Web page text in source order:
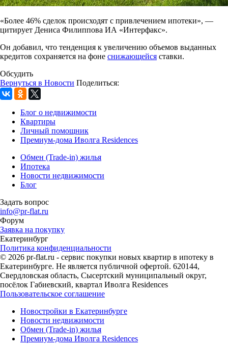
«Более 46% сделок происходят с привлечением ипотеки», —
цитирует Дениса Филиппова ИА «Интерфакс».
Он добавил, что тенденция к увеличению объемов выданных
кредитов сохраняется на фоне снижающейся ставки.
Обсудить
Вернуться в Новости Поделиться:
Блог о недвижимости
Квартиры
Личный помощник
Премиум-дома Иволга Residences
Обмен (Trade-in) жилья
Ипотека
Новости недвижимости
Блог
Задать вопрос
info@pr-flat.ru
Форум
Заявка на покупку
Екатеринбург
Политика конфиденциальности
© 2026 pr-flat.ru - сервис покупки новых квартир в ипотеку в
Екатеринбурге. Не является публичной офертой. 620144,
Свердловская область, Сысертский муниципальный округ,
посёлок Габиевский, квартал Иволга Residences
Пользовательское соглашение
Новостройки в Екатеринбурге
Новости недвижимости
Обмен (Trade-in) жилья
Премиум-дома Иволга Residences